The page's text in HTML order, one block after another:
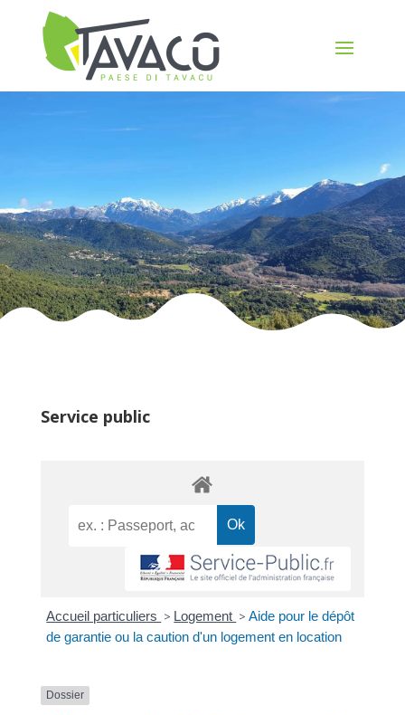
Service public
Accueil particuliers > Logement > Aide pour le dépôt
de garantie ou la caution d'un logement en location
Dossier